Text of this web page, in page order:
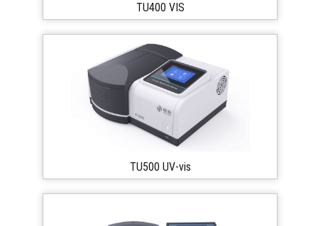
TU400 VIS
TU500 UV-vis